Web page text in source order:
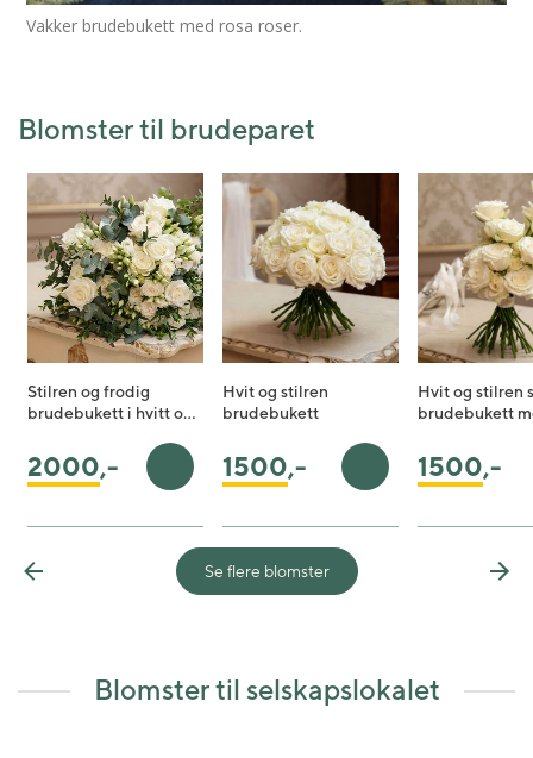
Vakker brudebukett med rosa roser.
Blomster til brudeparet
Stilren og frodig
brudebukett i hvitt o…
2000,- Legg i handlekurv
Hvit og stilren
brudebukett
1500,- Legg i handlekurv
Hvit og stilren
brudebukett
1500,-
Previous Se flere blomster
Blomster til selskapslokalet